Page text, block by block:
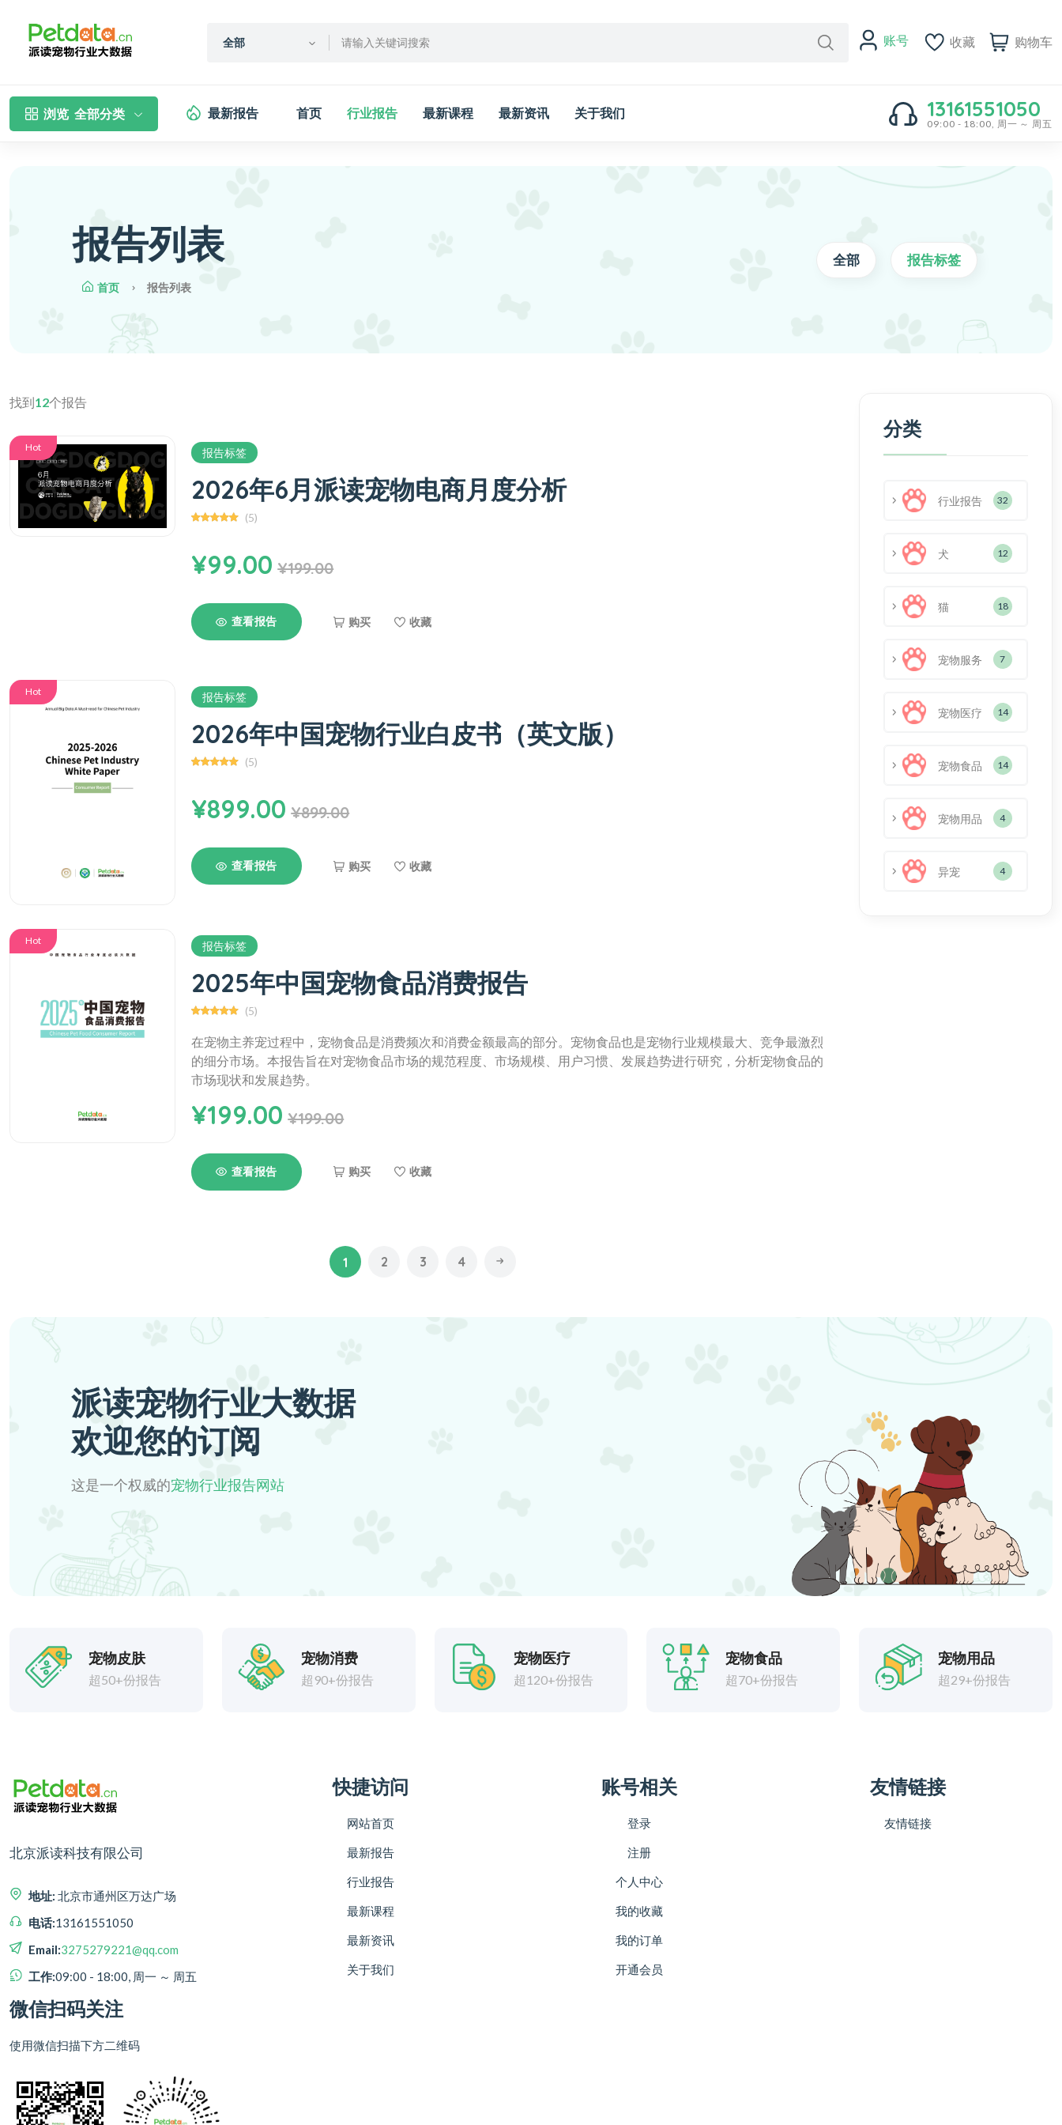
全部 账号 收藏 购物车
浏览 全部分类 最新报告 首页 行业报告 最新课程 最新资讯 关于我们 13161551050
09:00 - 18:00, 周一 ～ 周五
报告列表
首页 报告列表
全部 报告标签
找到12个报告
Hot 报告标签
2026年6月派读宠物电商月度分析
(5)
¥99.00 ¥199.00
查看报告 购买 收藏
Hot 报告标签
2026年中国宠物行业白皮书（英文版）
(5)
¥899.00 ¥899.00
查看报告 购买 收藏
Hot 报告标签
2025年中国宠物食品消费报告
(5)
在宠物主养宠过程中，宠物食品是消费频次和消费金额最高的部分。宠物食品也是宠物行业规模最大、竞争最激烈
的细分市场。本报告旨在对宠物食品市场的规范程度、市场规模、用户习惯、发展趋势进行研究，分析宠物食品的
市场现状和发展趋势。
¥199.00 ¥199.00
查看报告 购买 收藏
1 2 3 4
分类
行业报告 32
犬 12
猫 18
宠物服务 7
宠物医疗 14
宠物食品 14
宠物用品 4
异宠 4
派读宠物行业大数据
欢迎您的订阅
这是一个权威的宠物行业报告网站
宠物皮肤
超50+份报告
宠物消费
超90+份报告
宠物医疗
超120+份报告
宠物食品
超70+份报告
宠物用品
超29+份报告
北京派读科技有限公司
地址: 北京市通州区万达广场
电话:13161551050
Email:3275279221@qq.com
工作:09:00 - 18:00, 周一 ～ 周五
快捷访问
网站首页
最新报告
行业报告
最新课程
最新资讯
关于我们
账号相关
登录
注册
个人中心
我的收藏
我的订单
开通会员
友情链接
友情链接
微信扫码关注
使用微信扫描下方二维码